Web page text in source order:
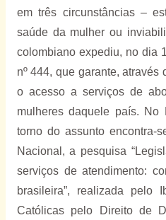
em três circunstâncias –
saúde da mulher ou
colombiano expediu, no dia
nº 444, que garante, através
o acesso a serviços de
mulheres daquele país.
torno do assunto encontra-
Nacional, a pesquisa
serviços de atendimento:
brasileira”, realizada pelo
Católicas pelo Direito de